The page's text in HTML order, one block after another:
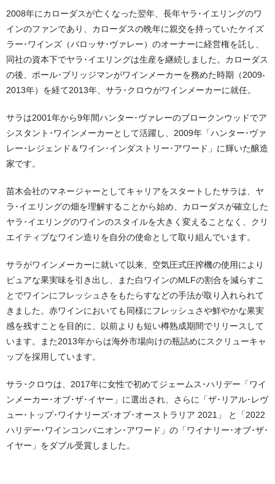
2008年にカローダスが亡くなった翌年、⻑年ヤラ･イエリングのワ
インのファンであり、カローダスの晩年に親交を持っていたケイズ
ラー･ワインズ（バロッサ･ヴァレー）のオーナーに経営権を託し、
同社の資本下でヤラ･イエリングは⽣産を継続しました。カローダス
の後、ポール･ブリッジマンがワインメーカーを務めた時期（2009-
2013年）を経て2013年、サラ･クロウがワインメーカーに就任。
サラは2001年から9年間ハンター･ヴァレーのブロークンウッドでア
シスタント･ワインメーカーとして活躍し、2009年「ハンター･ヴァ
レー･レジェンド＆ワイン･インダストリー･アワード」に輝いた醸造
家です。
苗木会社のマネージャーとしてキャリアをスタートしたサラは、ヤ
ラ･イエリングの畑を理解することから始め、カローダスが確⽴した
ヤラ･イエリングのワインのスタイルを大きく変えることなく、クリ
エイティブなワイン造りを⾃分の使命として取り組んでいます。
サラがワインメーカーに就いて以来、空気圧式圧搾機の使用により
ピュアな果実味を引き出し、また白ワインのMLFの割合を減らすこ
とでワインにフレッシュさをもたらすなどの手法が取り入れられて
きました。赤ワインにおいても同様にフレッシュさや鮮やかな果実
感を残すことを目的に、以前よりも短い樽熟成期間でリリースして
います。また2013年からは海外市場向けの瓶詰めにスクリューキャ
ップを採用しています。
サラ･クロウは、2017年に⼥性で初めてジェームス･ハリデー「ワイ
ンメーカー･オブ･ザ･イヤー」に選出され、さらに「ザ･リアル･レヴ
ュー･トップ･ワイナリーズ･オブ･オーストラリア 2021」 と「2022
ハリデー･ワインコンパニオン･アワード」の「ワイナリー･オブ･ザ･
イヤー」をダブル受賞しました。